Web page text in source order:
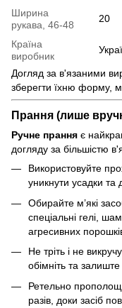
Ширина
рукава, 46-48
20
Країна
виробник
Догляд за в'язаними
зберегти їхню форму,
Прання (лише
Ручне прання є
догляду за більшістю
Використовуйте
уникнути усадки та
Обирайте м’які
спеціальні гелі,
агресивних
Не тріть і не
обімніть та
Ретельно
разів, доки засіб